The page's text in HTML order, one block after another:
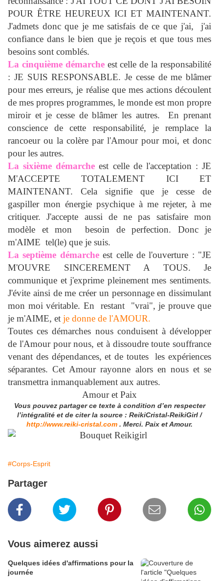
POUR ÊTRE HEUREUX ICI ET MAINTENANT.
J'admets donc que je me satisfais de ce que j'ai, j'ai
confiance dans le bien que je reçois et que tous mes
besoins sont comblés.
La cinquième démarcheest celle de la responsabilité
: JE SUIS RESPONSABLE. Je cesse de me blâmer
pour mes erreurs, je réalise que mes actions découlent
de mes propres programmes, le monde est mon propre
miroir et je cesse de blâmer les autres. En prenant
conscience de cette responsabilité, je remplace la
rancoeur ou la colère par l'Amour pour moi, et donc
pour les autres.
La sixième démarche est celle de l'acceptation : JE
M'ACCEPTE TOTALEMENT ICI ET
MAINTENANT. Cela signifie que je cesse de
gaspiller mon énergie psychique à me rejeter, à me
critiquer. J'accepte aussi de ne pas satisfaire mon
modèle et mon besoin de perfection. Donc je
m'AIME tel(le) que je suis.
La septième démarcheest celle de l'ouverture : "JE
M'OUVRE SINCEREMENT A TOUS. Je
communique et j'exprime pleinement mes sentiments.
J'évite ainsi de me créer un personnage en dissimulant
mon moi véritable. En restant "vrai", je prouve que
je m'AIME, et je donne de l'AMOUR.
Toutes ces démarches nous conduisent à développer
de l'Amour pour nous, et à dissoudre toute souffrance
venant des dépendances, et de toutes les expériences
séparantes. Cet Amour rayonne alors en nous et se
transmettra inmanquablement aux autres.
Amour et Paix
Vous pouvez partager ce texte à condition d’en respecter
l’intégralité et de citer la source : ReikiCristal-ReikiGirl /
http://www.reiki-cristal.com . Merci. Paix et Amour.
#Corps-Esprit
Partager
Vous aimerez aussi
Quelques idées d'affirmations pour la
journée